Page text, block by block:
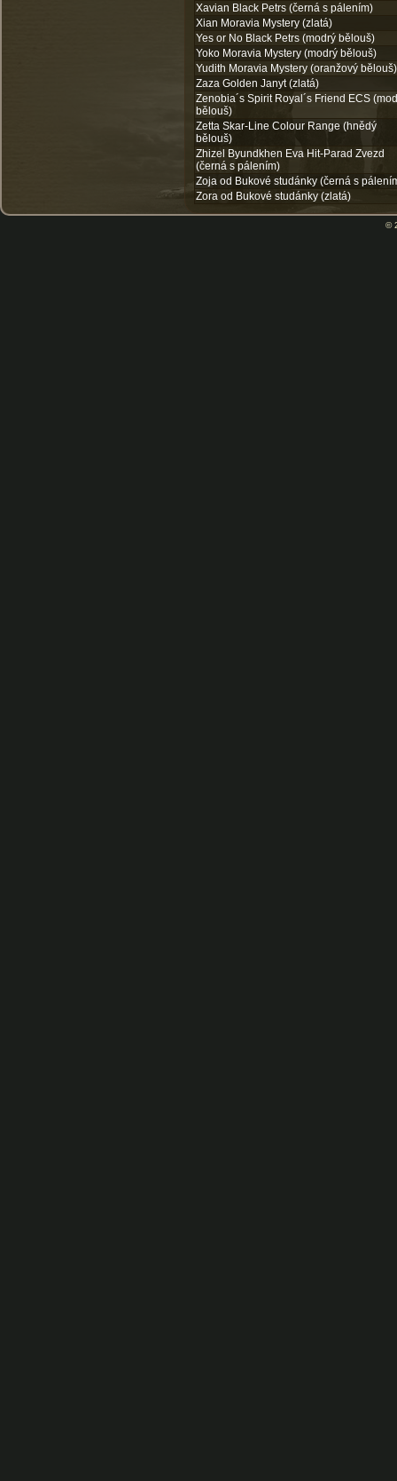
Xavian Black Petrs (černá s pálením)
Xian Moravia Mystery (zlatá)
Yes or No Black Petrs (modrý bělouš)
Yoko Moravia Mystery (modrý bělouš)
Yudith Moravia Mystery (oranžový bělouš)
Zaza Golden Janyt (zlatá)
Zenobia´s Spirit Royal´s Friend ECS
bělouš)
Zetta Skar-Line Colour Range (hnědý
bělouš)
Zhizel Byundkhen Eva Hit-Parad Zvezd
(černá s pálením)
Zoja od Bukové studánky (černá s
Zora od Bukové studánky (zlatá)
©